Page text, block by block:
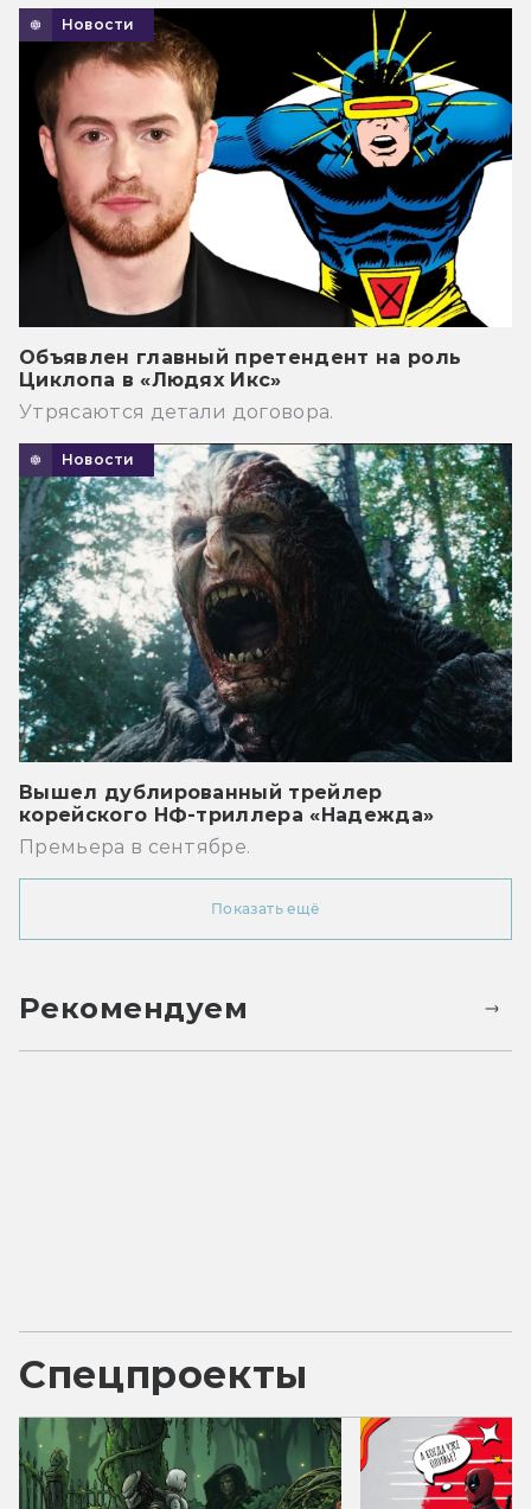
Новости
Объявлен главный претендент на роль
Циклопа в «Людях Икс»
Утрясаются детали договора.
Новости
Вышел дублированный трейлер
корейского НФ-триллера «Надежда»
Премьера в сентябре.
Показать ещё
Рекомендуем
Спецпроекты